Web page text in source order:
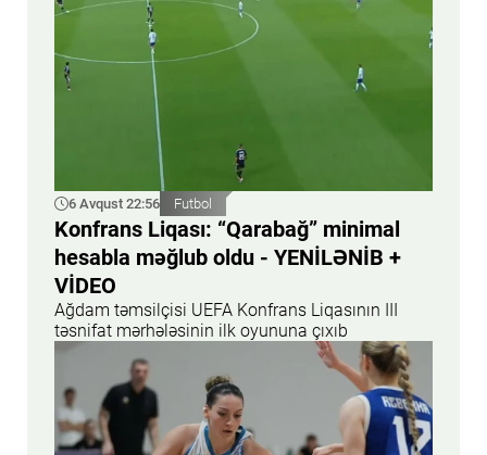
6 Avqust 22:56 Futbol
Konfrans Liqası: “Qarabağ” minimal
hesabla məğlub oldu - YENİLƏNİB +
VİDEO
Ağdam təmsilçisi UEFA Konfrans Liqasının III
təsnifat mərhələsinin ilk oyununa çıxıb